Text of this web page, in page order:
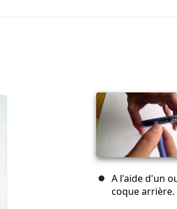
A l'aide d'un
coque arrière.